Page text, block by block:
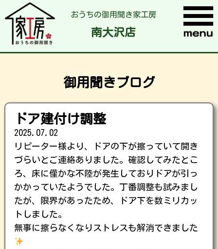
おうちの御用聞き家工房
南大沢店
御用聞きブログ
ドア建付け調整
2025.07.02
リピーター様より、ドアの下が擦っていて開き
づらいとご連絡ありました。確認してみたとこ
ろ、床に僅かな不陸が発生しておりドアが引っ
かかっていたようでした。丁番調整も試みまし
たが、限界があったため、ドア下を数ミリカッ
トしました。
無事に擦らなくなりストレスも解消できました